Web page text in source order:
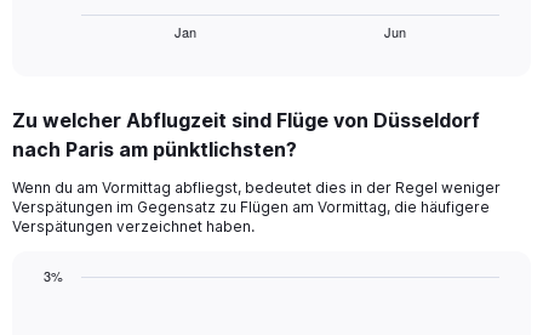
categories.
Range:
categories.
The
chart
Jan Jun
Zu welcher Abflugzeit sind Flüge von Düsseldorf
nach Paris am pünktlichsten?
Wenn du am Vormittag abfliegst, bedeutet dies in der Regel weniger
Verspätungen im Gegensatz zu Flügen am Vormittag, die häufigere
Verspätungen verzeichnet haben.
3%